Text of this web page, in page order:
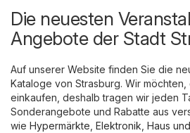
Die neuesten
Angebote der Stadt
Auf unserer Website finden Sie die
Kataloge von Strasburg. Wir
einkaufen, deshalb tragen wir jeden
Sonderangebote und Rabatte aus
wie Hypermärkte Elektronik Haus